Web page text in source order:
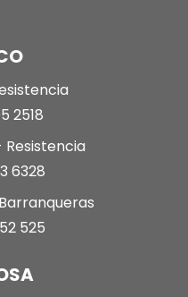
2518
Resistencia
6328
525